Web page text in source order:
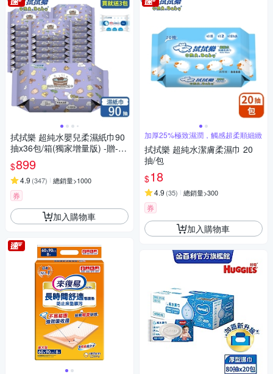
拭拭樂 超純水嬰兒柔濕紙巾90
抽x36包/箱(獨家增量版) -贈-酒
精濕紙巾10抽x3包
$899
4.9 (347) 總銷量>1000
券
加入購物車
加厚25%極致濕潤，觸感超柔順細緻
拭拭樂 超純水潔膚柔濕巾 20
抽/包
$18
4.9 (35) 總銷量>300
券
加入購物車